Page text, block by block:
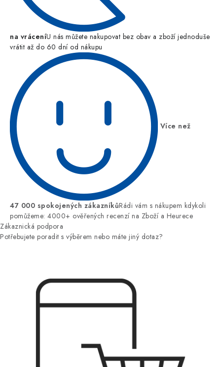
na vráceníU nás můžete nakupovat bez obav a zboží jednoduše
vrátit až do 60 dní od nákupu
Více než
47 000 spokojených zákazníkůRádi vám s nákupem kdykoli
pomůžeme: 4000+ ověřených recenzí na Zboží a Heurece
Zákaznická podpora
Potřebujete poradit s výběrem nebo máte jiný dotaz?